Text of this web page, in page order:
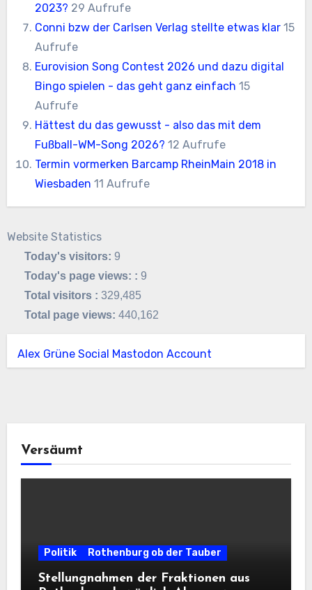
2023? 29 Aufrufe
Conni bzw der Carlsen Verlag stellte etwas klar 15
Aufrufe
Eurovision Song Contest 2026 und dazu digital
Bingo spielen - das geht ganz einfach 15
Aufrufe
Hättest du das gewusst - also das mit dem
Fußball-WM-Song 2026? 12 Aufrufe
Termin vormerken Barcamp RheinMain 2018 in
Wiesbaden 11 Aufrufe
Website Statistics
Today's visitors: 9
Today's page views: : 9
Total visitors :329,485
Total page views:440,162
Alex Grüne Social Mastodon Account
Versäumt
Politik Rothenburg ob der Tauber
Stellungnahmen der Fraktionen aus